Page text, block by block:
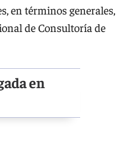
en términos generales,
de Consultoría de
en